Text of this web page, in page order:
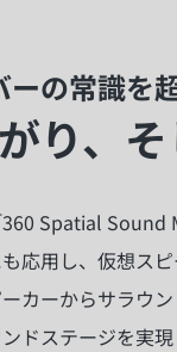
ーの常識を
り、そ
Spatial Sound
応用し、仮想ス
カーからサラウ
ドステージを実現